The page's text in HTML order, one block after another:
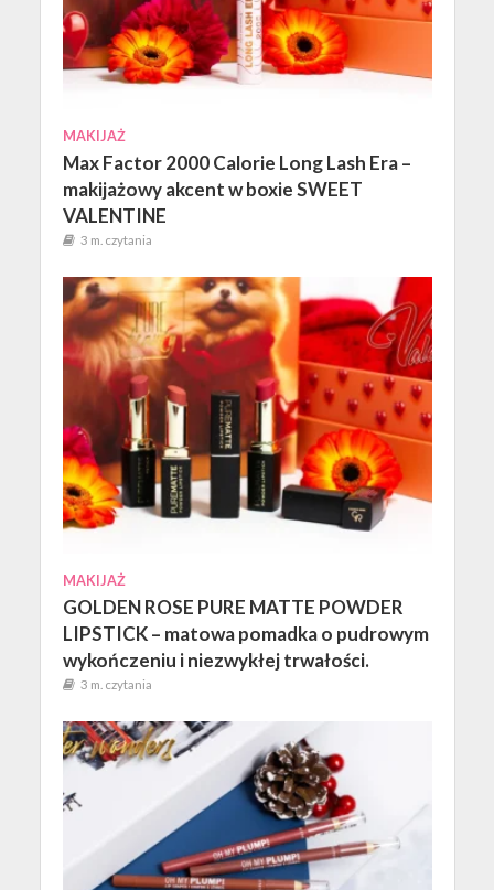
MAKIJAŻ
Max Factor 2000 Calorie Long Lash Era –
makijażowy akcent w boxie SWEET
VALENTINE
3 m. czytania
MAKIJAŻ
GOLDEN ROSE PURE MATTE POWDER
LIPSTICK – matowa pomadka o pudrowym
wykończeniu i niezwykłej trwałości.
3 m. czytania